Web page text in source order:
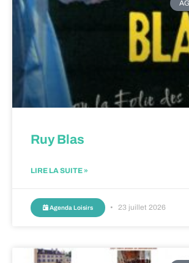
Ruy Blas
LIRE LA SUITE »
Agenda Loisirs 23 juillet 2026